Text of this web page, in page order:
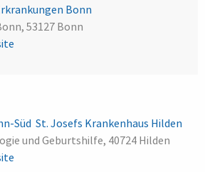
Bonn
53127 Bonn
Süd  St. Josefs Krankenhaus Hilden
und Geburtshilfe, 40724 Hilden